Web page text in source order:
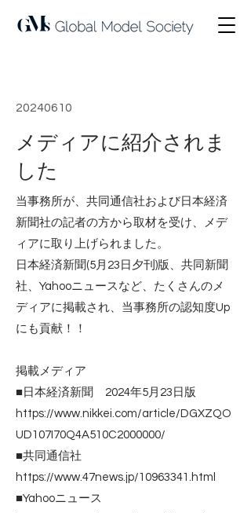
20240610
メディアに紹介されま
した
当事務所が、共同通信社および日本経済
新聞社の記者の方から取材を受け、メデ
ィアに取り上げられました。
日本経済新聞(5月23日夕刊)版、共同新聞
社、Yahooニュースなど、たくさんのメ
ディアに掲載され、当事務所の認知度Up
にも貢献！！
掲載メディア
■日本経済新聞 2024年5月23日版
https://www.nikkei.com/article/DGXZQO
UD107I70Q4A510C2000000/
■共同通信社
https://www.47news.jp/10963341.html
■Yahooニュース